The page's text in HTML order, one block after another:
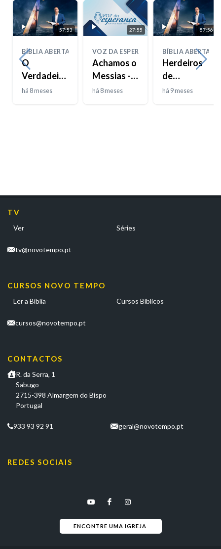
57:53
BÍBLIA ABERTA
O
Verdadeiro
Josué
há 8 meses
27:55
VOZ DA ESPERANÇA
Achamos o
Messias -
T02E31
há 8 meses
57:56
BÍBLIA ABERTA
Herdeiros
de
Promessas,
há 9 meses
TV
Ver Séries
tv@novotempo.pt
CURSOS NOVO TEMPO
Ler a Bíblia Cursos Bíblicos
cursos@novotempo.pt
CONTACTOS
R. da Serra, 1
Sabugo
2715-398 Almargem do Bispo
Portugal
933 93 92 91 geral@novotempo.pt
REDES SOCIAIS
ENCONTRE UMA IGREJA